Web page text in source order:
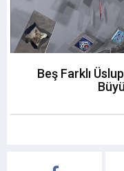
Beş Farklı